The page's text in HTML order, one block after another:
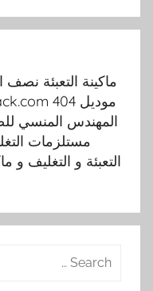
ماكينة التعبئة نصف
المهندس المنسي
مستلزمات
التعبئة و التغليف و